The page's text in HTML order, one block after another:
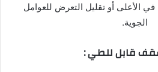
الأعلى أو تقليل التعرض للعوامل
الجوية.
قابلللطي :